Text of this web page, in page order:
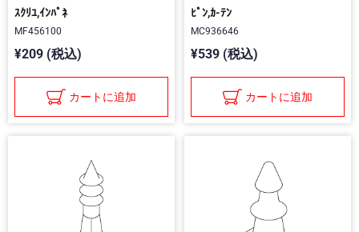
ｽｸﾘﾕ,ｲﾝﾊﾟﾈ
MF456100
¥209 (税込)
カートに追加
ﾋﾟﾝ,ｶ-ﾃﾝ
MC936646
¥539 (税込)
カートに追加